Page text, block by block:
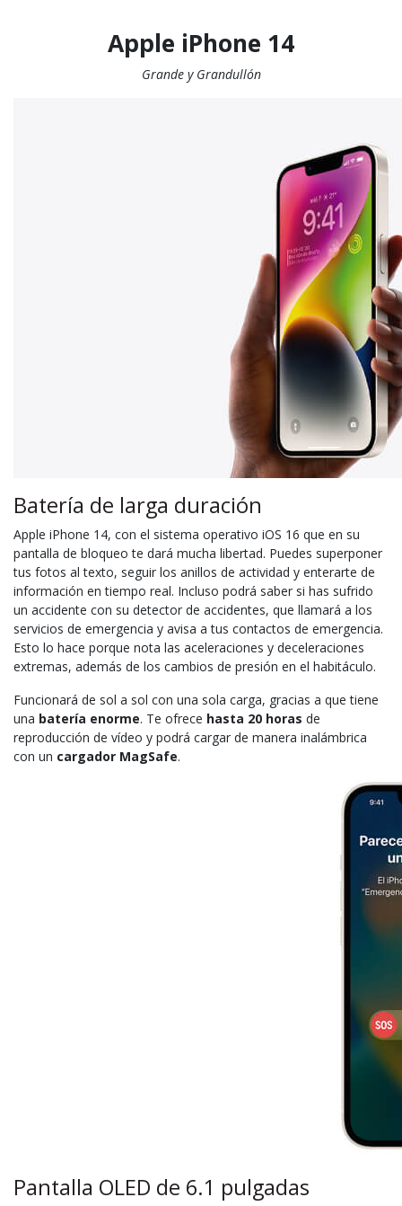
Apple iPhone 14
Grande y Grandullón
Batería de larga duración
Apple iPhone 14, con el sistema operativo iOS 16 que en su
pantalla de bloqueo te dará mucha libertad. Puedes superponer
tus fotos al texto, seguir los anillos de actividad y enterarte de
información en tiempo real. Incluso podrá saber si has sufrido
un accidente con su detector de accidentes, que llamará a los
servicios de emergencia y avisa a tus contactos de emergencia.
Esto lo hace porque nota las aceleraciones y deceleraciones
extremas, además de los cambios de presión en el habitáculo.
Funcionará de sol a sol con una sola carga, gracias a que tiene
una batería enorme. Te ofrece hasta 20 horas de
reproducción de vídeo y podrá cargar de manera inalámbrica
con un cargador MagSafe.
Pantalla OLED de 6.1 pulgadas